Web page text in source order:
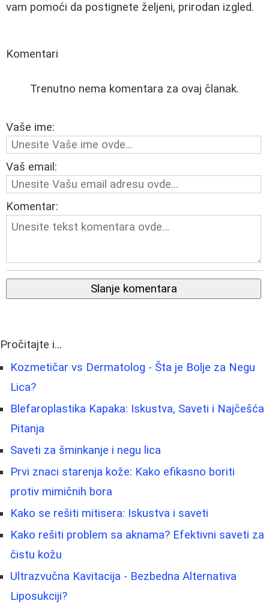
vam pomoći da postignete željeni, prirodan izgled.
Komentari
Trenutno nema komentara za ovaj članak.
Vaše ime:
Vaš email:
Komentar:
Slanje komentara
Pročitajte i...
Kozmetičar vs Dermatolog - Šta je Bolje za Negu
Lica?
Blefaroplastika Kapaka: Iskustva, Saveti i Najčešća
Pitanja
Saveti za šminkanje i negu lica
Prvi znaci starenja kože: Kako efikasno boriti
protiv mimičnih bora
Kako se rešiti mitisera: Iskustva i saveti
Kako rešiti problem sa aknama? Efektivni saveti za
čistu kožu
Ultrazvučna Kavitacija - Bezbedna Alternativa
Liposukciji?